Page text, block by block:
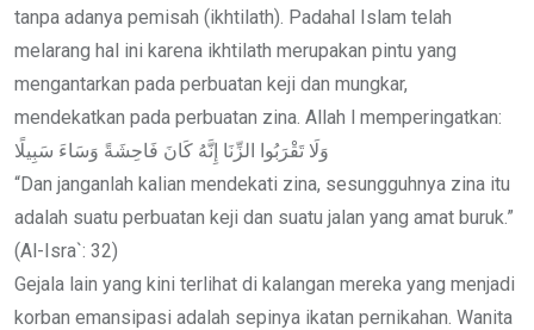
tanpa adanya pemisah (ikhtilath). Padahal Islam telah
melarang hal ini karena ikhtilath merupakan pintu yang
mengantarkan pada perbuatan keji dan mungkar,
mendekatkan pada perbuatan zina. Allah l memperingatkan:
وَلَا تَقْرَبُوا الزِّنَا إِنَّهُ كَانَ فَاحِشَةً وَسَاءَ سَبِيلًا
“Dan janganlah kalian mendekati zina, sesungguhnya zina itu
adalah suatu perbuatan keji dan suatu jalan yang amat buruk.”
(Al-Isra`: 32)
Gejala lain yang kini terlihat di kalangan mereka yang menjadi
korban emansipasi adalah sepinya ikatan pernikahan. Wanita